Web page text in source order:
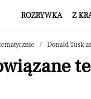
ROZRYWKA Z
Donald Tusk